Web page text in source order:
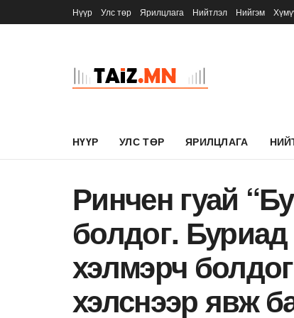
Нүүр Улс төр Ярилцлага Нийтлэл Нийгэм
НҮҮР УЛС ТӨР ЯРИЛЦЛАГА
Ринчен гуай
болдог.
хэлмэрч
хэлснээр явж